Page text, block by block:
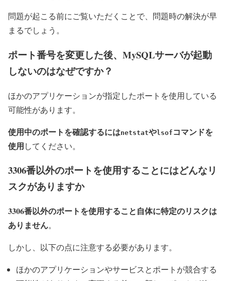
問題が起こる前にご覧いただくことで、問題時の解決が早
まるでしょう。
ポート番号を変更した後、MySQLサーバが起動
しないのはなぜですか？
ほかのアプリケーションが指定したポートを使用している
可能性があります。
使用中のポートを確認するにはnetstatやlsof コマンドを
使用してください。
3306番以外のポートを使用することにはどんなリ
スクがありますか
3306番以外のポートを使用すること自体に特定のリスクは
ありません。
しかし、以下の点に注意する必要があります。
ほかのアプリケーションやサービスとポートが競合する